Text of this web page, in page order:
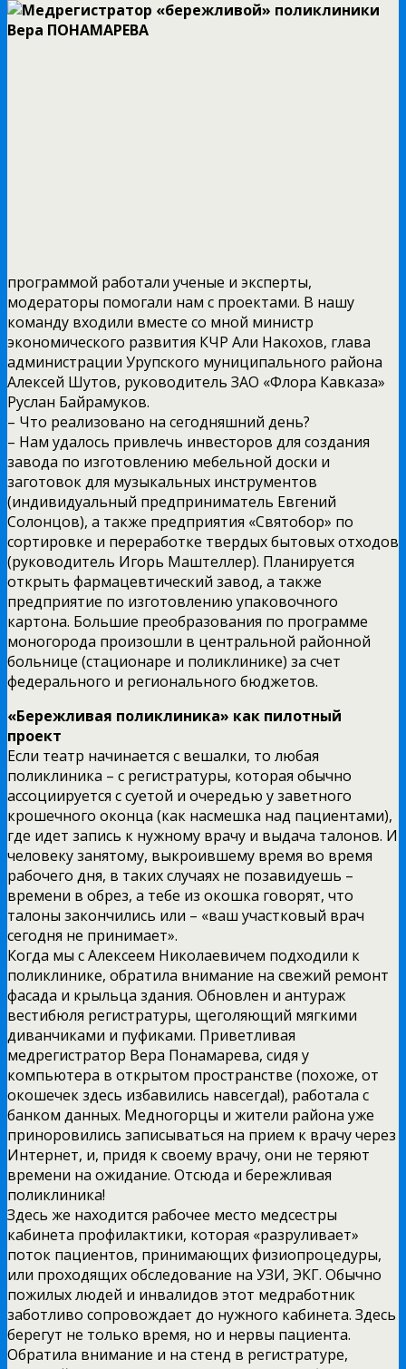
программой работали ученые и эксперты,
модераторы помогали нам с проектами. В нашу
команду входили вместе со мной министр
экономического развития КЧР Али Накохов, глава
администрации Урупского муниципального района
Алексей Шутов, руководитель ЗАО «Флора Кавказа»
Руслан Байрамуков.
– Что реализовано на сегодняшний день?
– Нам удалось привлечь инвесторов для создания
завода по изготовлению мебельной доски и
заготовок для музыкальных инструментов
(индивидуальный предприниматель Евгений
Солонцов), а также предприятия «Святобор» по
сортировке и переработке твердых бытовых отходов
(руководитель Игорь Маштеллер). Планируется
открыть фармацевтический завод, а также
предприятие по изготовлению упаковочного
картона. Большие преобразования по программе
моногорода произошли в центральной районной
больнице (стационаре и поликлинике) за счет
федерального и регионального бюджетов.
«Бережливая поликлиника» как пилотный
проект
Если театр начинается с вешалки, то любая
поликлиника – с регистратуры, которая обычно
ассоциируется с суетой и очередью у заветного
крошечного оконца (как насмешка над пациентами),
где идет запись к нужному врачу и выдача талонов. И
человеку занятому, выкроившему время во время
рабочего дня, в таких случаях не позавидуешь –
времени в обрез, а тебе из окошка говорят, что
талоны закончились или – «ваш участковый врач
сегодня не принимает».
Когда мы с Алексеем Николаевичем подходили к
поликлинике, обратила внимание на свежий ремонт
фасада и крыльца здания. Обновлен и антураж
вестибюля регистратуры, щеголяющий мягкими
диванчиками и пуфиками. Приветливая
медрегистратор Вера Понамарева, сидя у
компьютера в открытом пространстве (похоже, от
окошечек здесь избавились навсегда!), работала с
банком данных. Медногорцы и жители района уже
приноровились записываться на прием к врачу через
Интернет, и, придя к своему врачу, они не теряют
времени на ожидание. Отсюда и бережливая
поликлиника!
Здесь же находится рабочее место медсестры
кабинета профилактики, которая «разруливает»
поток пациентов, принимающих физиопроцедуры,
или проходящих обследование на УЗИ, ЭКГ. Обычно
пожилых людей и инвалидов этот медработник
заботливо сопровождает до нужного кабинета. Здесь
берегут не только время, но и нервы пациента.
Обратила внимание и на стенд в регистратуре,